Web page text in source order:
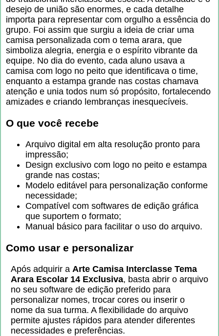
desejo de união são enormes, e cada detalhe
importa para representar com orgulho a essência do
grupo. Foi assim que surgiu a ideia de criar uma
camisa personalizada com o tema arara, que
simboliza alegria, energia e o espírito vibrante da
equipe. No dia do evento, cada aluno usava a
camisa com logo no peito que identificava o time,
enquanto a estampa grande nas costas chamava
atenção e unia todos num só propósito, fortalecendo
amizades e criando lembranças inesquecíveis.
O que você recebe
Arquivo digital em alta resolução pronto para
impressão;
Design exclusivo com logo no peito e estampa
grande nas costas;
Modelo editável para personalização conforme
necessidade;
Compatível com softwares de edição gráfica
que suportem o formato;
Manual básico para facilitar o uso do arquivo.
Como usar e personalizar
Após adquirir a Arte Camisa Interclasse Tema
Arara Escolar 14 Exclusiva, basta abrir o arquivo
no seu software de edição preferido para
personalizar nomes, trocar cores ou inserir o
nome da sua turma. A flexibilidade do arquivo
permite ajustes rápidos para atender diferentes
necessidades e preferências.